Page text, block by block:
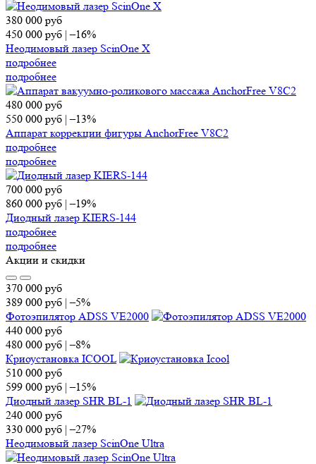
380 000 руб
450 000 руб |–16%
Неодимовый лазер ScinOne X
подробнее
подробнее
480 000 руб
550 000 руб |–13%
Аппарат коррекции фигуры AnchorFree V8C2
подробнее
подробнее
700 000 руб
860 000 руб |–19%
Диодный лазер KIERS-144
подробнее
подробнее
Акции и скидки
370 000 руб
389 000 руб |–5%
Фотоэпилятор ADSS VE2000
440 000 руб
480 000 руб |–8%
Криоустановка ICOOL
510 000 руб
599 000 руб |–15%
Диодный лазер SHR BL-1
240 000 руб
330 000 руб |–27%
Неодимовый лазер ScinOne Ultra